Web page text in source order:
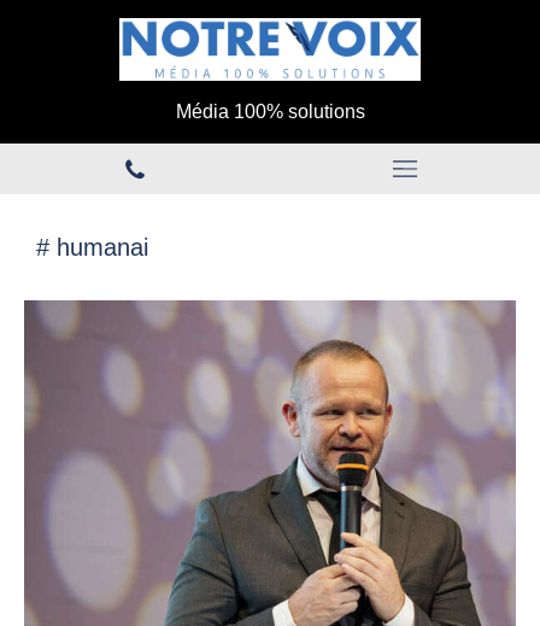
Média 100% solutions
# humanai